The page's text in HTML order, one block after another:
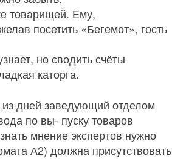
товарищей. Ему,
посетить «Бегемот», гость
но сводить счёты
каторга.
дней заведующий отделом
по вы‑ пуску товаров
мнение экспертов нужно
А2) должна присутствовать